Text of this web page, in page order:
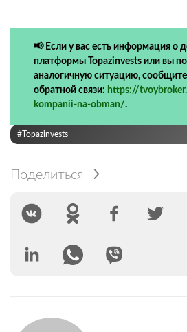
📢 Если у вас есть информация о
платформы Topazinvests или вы
аналогичную ситуацию,
обратной связи: https://
kompanii-na-obman/.
#Topazinvests
Поделиться